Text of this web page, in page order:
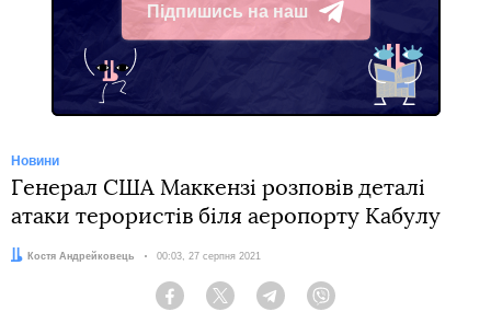
Підпишись на наш
Telegram
Новини
Генерал США Маккензі розповів деталі
атаки терористів біля аеропорту Кабулу
Автор:Костя Андрейковець Дата:
00:03, 27 серпня 2021
Facebook Twitter Telegram